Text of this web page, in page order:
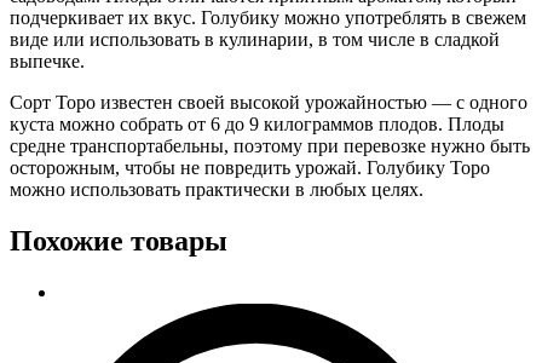
подчеркивает их вкус. Голубику можно употреблять в свежем
виде или использовать в кулинарии, в том числе в сладкой
выпечке.
Сорт Торо известен своей высокой урожайностью — с одного
куста можно собрать от 6 до 9 килограммов плодов. Плоды
средне транспортабельны, поэтому при перевозке нужно быть
осторожным, чтобы не повредить урожай. Голубику Торо
можно использовать практически в любых целях.
Похожие товары